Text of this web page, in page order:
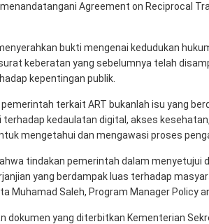
Agreement on Reciprocal
bukti mengenai kedudukan
keberatan yang sebelumnya telah
kepentingan publik.
terkait ART bukanlah isu yang
kedaulatan digital, akses
mengetahui dan mengawasi proses
tindakan pemerintah dalam menyetujui
yang berdampak luas terhadap
Muhamad Saleh, Program Manager Policy
dokumen yang diterbitkan Kementerian